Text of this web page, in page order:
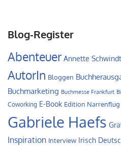
Blog-Register
Abenteuer Annette Schwindt
AutorIn Bloggen
Buchmarketing Buchmesse Frankfurt
Coworking E-Book Edition Narrenflug
Gabriele Haefs
Inspiration Interview Irisch